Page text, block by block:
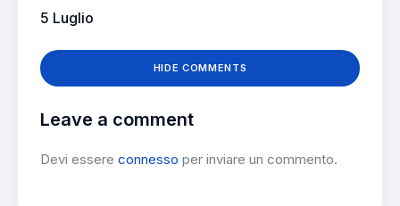
5 Luglio
HIDE COMMENTS
Leave a comment
Devi essere connesso per inviare un commento.